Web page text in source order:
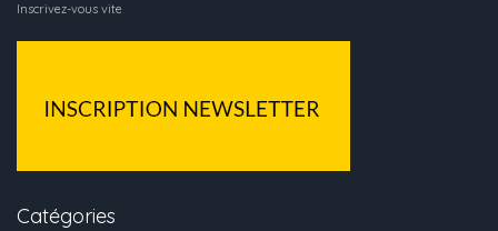
Inscrivez-vous vite
Catégories